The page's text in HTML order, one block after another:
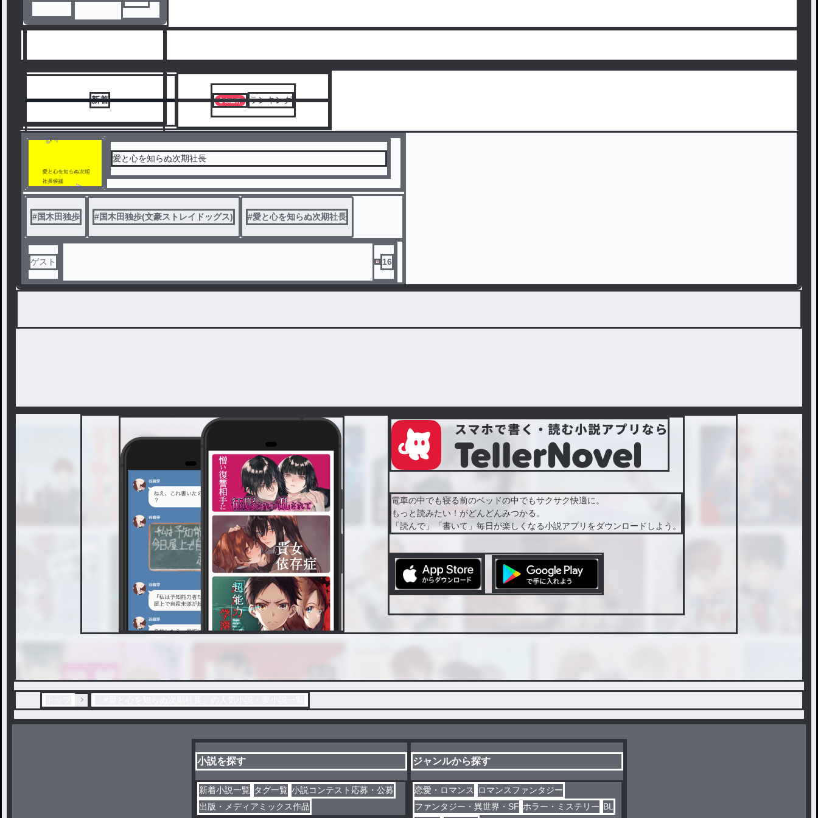
1
新着 ランキング
愛と心を知らぬ次期社長
#国木田独歩 #国木田独歩(文豪ストレイドッグス) #愛と心を知らぬ次期社長
ゲスト 16
電車の中でも寝る前のベッドの中でもサクサク快適に。
もっと読みたい！がどんどんみつかる。
「読んで」「書いて」毎日が楽しくなる小説アプリをダウンロードしよう。
小説を探す
新着小説一覧 タグ一覧 小説コンテスト応募・公募
出版・メディアミックス作品
ジャンルから探す
恋愛・ロマンス
ロマンスファンタジー
ファンタジー・異世界・SF ホラー・ミステリー BL